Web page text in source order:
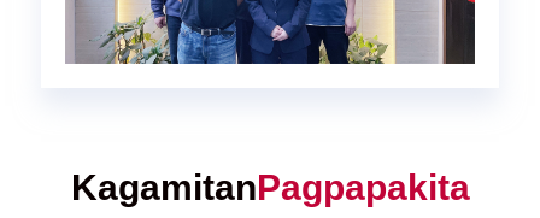
KagamitanPagpapakita